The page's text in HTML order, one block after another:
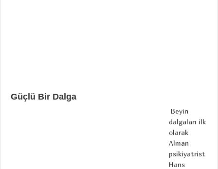
Güçlü Bir Dalga
Beyin
dalgaları ilk
olarak
Alman
psikiyatrist
Hans